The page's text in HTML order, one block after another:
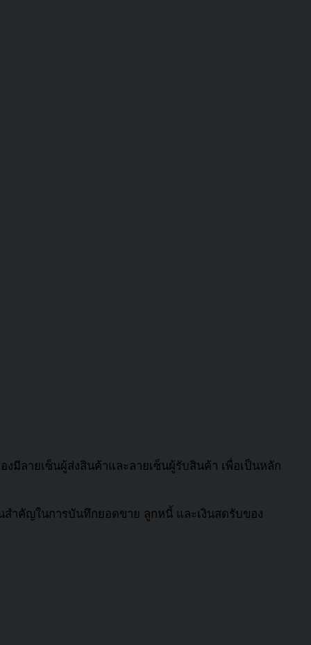
มีลายเซ็นผู้ส่งสินค้าและลายเซ็นผู้รับสินค้า เพื่อเป็นหลัก
สำคัญในการบันทึกยอดขาย ลูกหนี้ และเงินสดรับของ